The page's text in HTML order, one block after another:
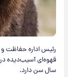
رئیس اداره
سال سن دارد.